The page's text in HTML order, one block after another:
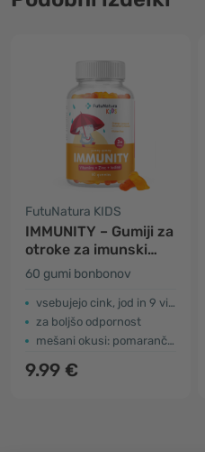
FutuNatura KIDS
IMMUNITY – Gumiji za
otroke za imunski
sistem
60 gumi bonbonov
vsebujejo cink, jod in 9 vitaminov
za boljšo odpornost
mešani okusi: pomaranča, limona in jagoda
9.99 €